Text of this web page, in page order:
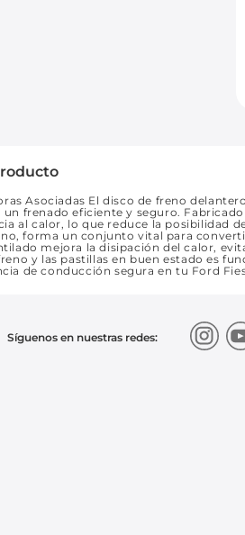
Asociadas El disco de freno
frenado eficiente y seguro.
al calor, lo que reduce la posibilidad
forma un conjunto vital para
mejora la disipación del calor,
y las pastillas en buen estado es
de conducción segura en tu Ford
Síguenos en nuestras redes: